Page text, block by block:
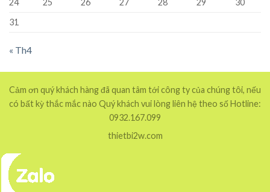
24
25 26 27 28 29
30
31
« Th4
Cảm ơn quý khách hàng đã quan tâm tới công ty của chúng tôi, nếu
có bất kỳ thắc mắc nào Quý khách vui lòng liên hệ theo số Hotline:
0932.167.099
thietbi2w.com